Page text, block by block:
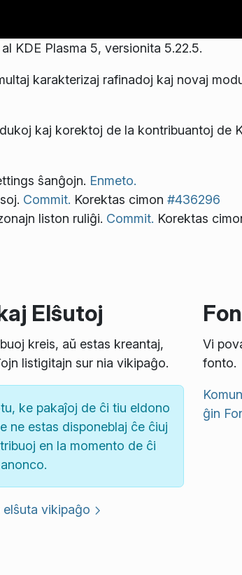
KDE Plasma 5, versionita 5.22.5.
karakterizaj rafinadoj kaj novaj
kaj korektoj de la kontribuantoj de
ŝanĝojn. Enmeto.
Commit. Korektas cimon #436296
liston ruliĝi. Commit. Korektas
Elŝutoj
kreis, aŭ estas kreantaj,
listigitajn sur nia vikipaĝo.
ke pakaĵoj de ĉi tiu eldono
ne estas disponeblaj ĉe ĉiuj
en la momento de ĉi
elŝuta vikipaĝo
Vi
fonto.
ĝin